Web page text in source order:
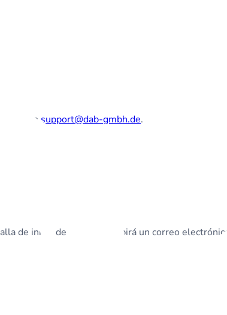
en support@dab-gmbh.de.
en inglés.
de inicio de sesión. Recibirá un correo electrónico